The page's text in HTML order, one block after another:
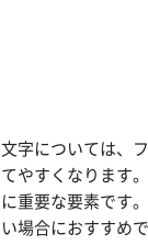
文字については、
てやすくなります
に重要な要素です
い場合におすすめで